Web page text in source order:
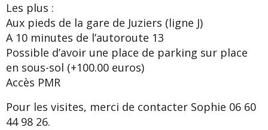
Les plus :
Aux pieds de la gare de Juziers (ligne J)
A 10 minutes de l’autoroute 13
Possible d’avoir une place de parking sur place
en sous-sol (+100.00 euros)
Accès PMR
Pour les visites, merci de contacter Sophie 06 60
44 98 26.